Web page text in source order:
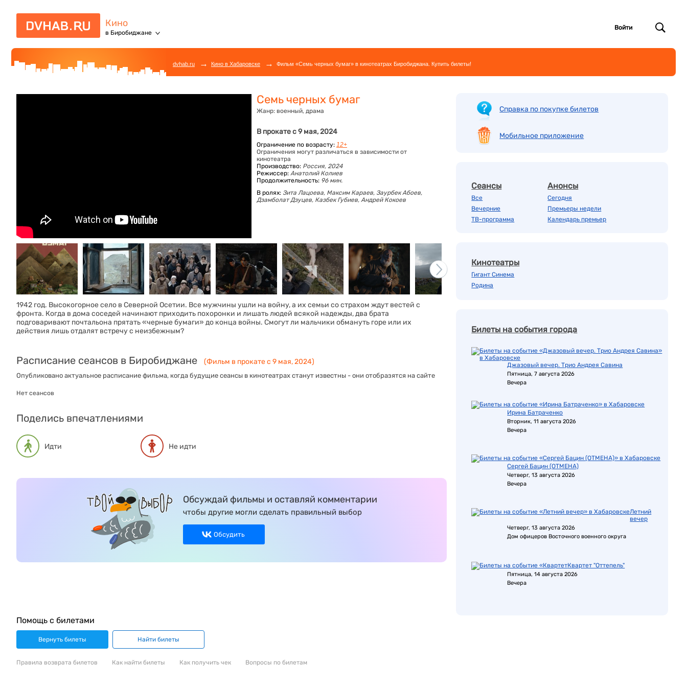
Кино
в Биробиджане
Войти
dvhab.ru → Кино в Хабаровске → Фильм «Семь черных бумаг» в кинотеатрах Биробиджана. Купить билеты!
Семь черных бумаг
Жанр: военный, драма
В прокате с 9 мая, 2024
Ограничение по возрасту: 12+
Ограничения могут различаться в зависимости от
кинотеатра
Производство: Россия, 2024
Режиссер: Анатолий Колиев
Продолжительность: 96 мин.
В ролях: Зита Лацоева, Максим Караев, Заурбек Абоев,
Дзамболат Дзуцев, Казбек Губиев, Андрей Кокоев
1942 год. Высокогорное село в Северной Осетии. Все мужчины ушли на войну, а их семьи со страхом ждут вестей с
фронта. Когда в дома соседей начинают приходить похоронки и лишать людей всякой надежды, два брата
подговаривают почтальона прятать «черные бумаги» до конца войны. Смогут ли мальчики обмануть горе или их
действия лишь отдалят встречу с неизбежным?
Расписание сеансов в Биробиджане (Фильм в прокате с 9 мая, 2024)
Опубликовано актуальное расписание фильма, когда будущие сеансы в кинотеатрах станут известны - они отобразятся на сайте
Нет сеансов
Поделись впечатлениями
Идти Не идти
Обсуждай фильмы и оставляй комментарии
чтобы другие могли сделать правильный выбор
Обсудить
Справка по покупке билетов
Мобильное приложение
Сеансы
Все
Вечерние
ТВ-программа
Анонсы
Сегодня
Премьеры недели
Календарь премьер
Кинотеатры
Гигант Синема
Родина
Билеты на события города
Джазовый вечер. Трио Андрея Савина
Пятница, 7 августа 2026
Вечера
Ирина Батраченко
Вторник, 11 августа 2026
Вечера
Сергей Бацин (ОТМЕНА)
Четверг, 13 августа 2026
Вечера
Летний
вечер
Четверг, 13 августа 2026
Дом офицеров Восточного военного округа
Квартет "Оттепель"
Пятница, 14 августа 2026
Вечера
Помощь с билетами
Вернуть билеты Найти билеты
Правила возврата билетов Как найти билеты Как получить чек Вопросы по билетам